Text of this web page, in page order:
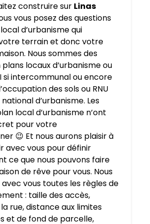
construire sur Linas
vous posez des questions
d’urbanisme qui
terrain et donc votre
Nous sommes des
locaux d’urbanisme ou
si intercommunal ou encore
des sols ou RNU
d’urbanisme. Les
local d’urbanisme n’ont
pour votre
😉 Et nous aurons plaisir à
avec vous pour définir
ce que nous pouvons faire
de rêve pour vous. Nous
vous toutes les règles de
: taille des accès,
rue, distance aux limites
et de fond de parcelle,